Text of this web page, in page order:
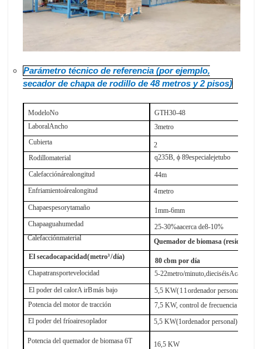
Parámetro técnico de referencia (por ejemplo,
secador de chapa de rodillo de 48 metros y 2 pisos)
ModeloNo GTH30-48
LaboralAncho 3metro
Cubierta
2
Rodillomaterial q235B , ϕ 89especialejetubo
Calefacciónárealongitud
44m
Enfriamientoárealongitud 4metro
Chapaespesorytamaño
1mm-6mm
Chapaaguahumedad 25-30%aacerca de8-10%
Calefacciónmaterial
Quemador de biomasa (residuos de
El secadocapacidad(metro³/día)
80 cbm por día
Chapatransportevelocidad 5-22metro/minuto, dieciséisAcadena
El poder del calorA irBmás bajo 5,5 KW(11 ordenador personal
Potencia del motor de tracción
7,5 KW, control de frecuencia (2
El poder del fríoairesoplador 5,5 KW(1ordenador personal)
Potencia del quemador de biomasa 6T
16,5 KW